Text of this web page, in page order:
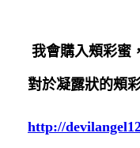
我會購入頰彩蜜
對於凝露狀的頰
http://